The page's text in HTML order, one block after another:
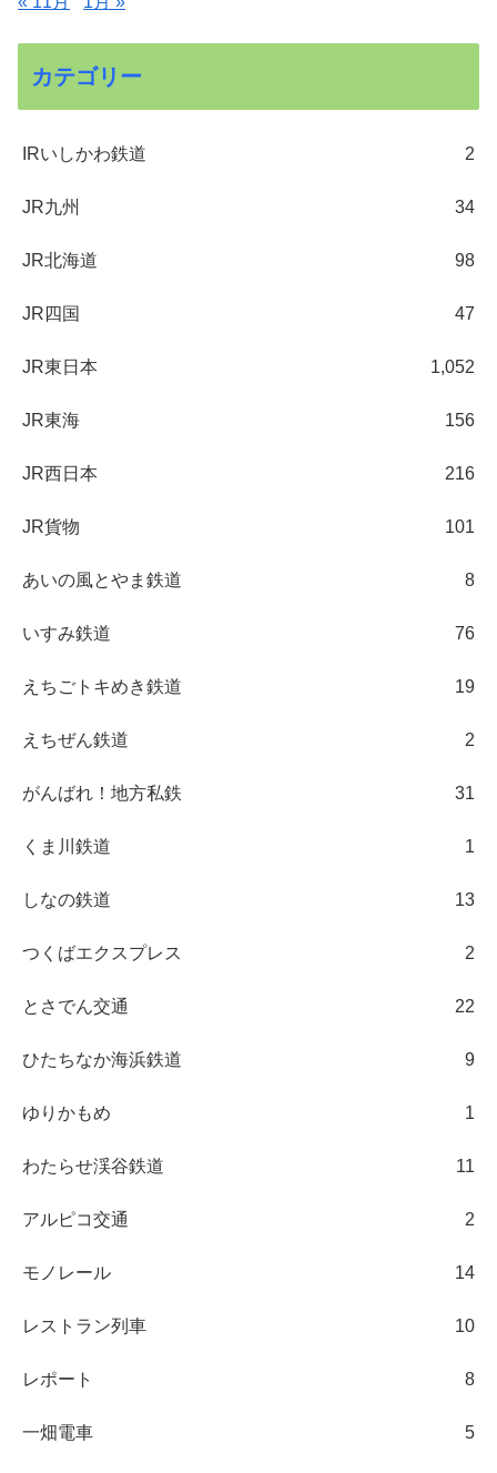
カテゴリー
IRいしかわ鉄道 2
JR九州 34
JR北海道 98
JR四国 47
JR東日本 1,052
JR東海 156
JR西日本 216
JR貨物 101
あいの風とやま鉄道 8
いすみ鉄道 76
えちごトキめき鉄道 19
えちぜん鉄道 2
がんばれ！地方私鉄 31
くま川鉄道 1
しなの鉄道 13
つくばエクスプレス 2
とさでん交通 22
ひたちなか海浜鉄道 9
ゆりかもめ 1
わたらせ渓谷鉄道 11
アルピコ交通 2
モノレール 14
レストラン列車 10
レポート 8
一畑電車 5